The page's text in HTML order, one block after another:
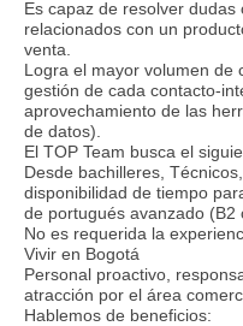
Es capaz de resolver
relacionados con un
venta.
Logra el mayor volumen de
gestión de cada contacto-
aprovechamiento de las
de datos).
El TOP Team busca el
Desde bachilleres,
disponibilidad de tiempo
de portugués avanzado (B2
No es requerida la
Vivir en Bogotá
Personal proactivo,
atracción por el área
Hablemos de beneficios: